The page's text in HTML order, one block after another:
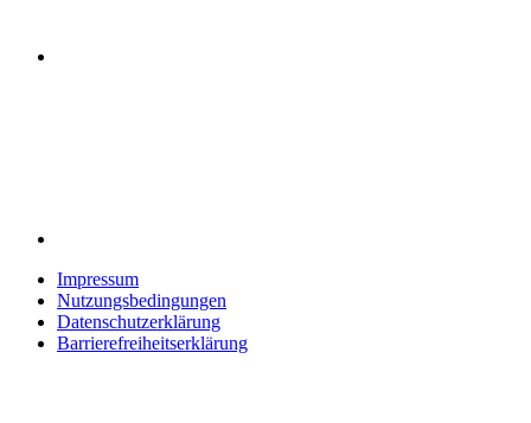
Impressum
Nutzungsbedingungen
Datenschutzerklärung
Barrierefreiheitserklärung